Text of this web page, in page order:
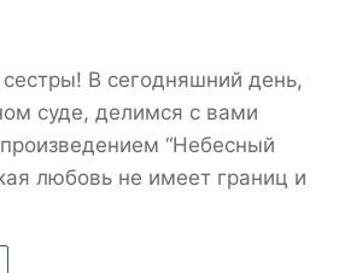
В сегодняшний день,
суде, делимся с вами
“Небесный
любовь не имеет границ и